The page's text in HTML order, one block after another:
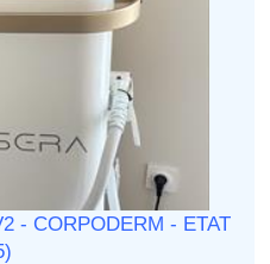
- CORPODERM - ETAT